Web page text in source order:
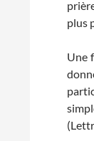
plus
Une